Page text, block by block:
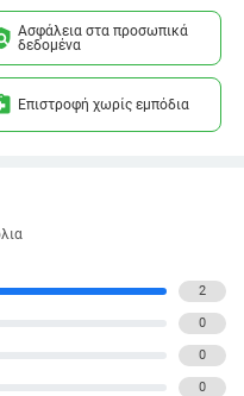
Ασφάλεια στα προσωπικά
δεδομένα
Επιστροφή χωρίς εμπόδια
2
0
0
0